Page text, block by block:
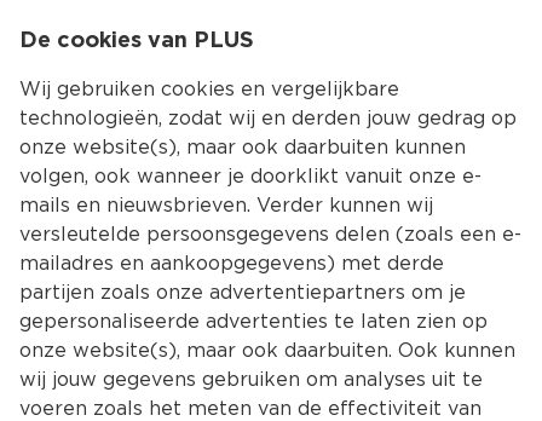
Kies jouw
Terug Producten
De cookies van PLUS
Wij gebruiken cookies en vergelijkbare
technologieën, zodat wij en derden jouw gedrag op
onze website(s), maar ook daarbuiten kunnen
volgen, ook wanneer je doorklikt vanuit onze e-
mails en nieuwsbrieven. Verder kunnen wij
versleutelde persoonsgegevens delen (zoals een e-
mailadres en aankoopgegevens) met derde
partijen zoals onze advertentiepartners om je
gepersonaliseerde advertenties te laten zien op
onze website(s), maar ook daarbuiten. Ook kunnen
wij jouw gegevens gebruiken om analyses uit te
voeren zoals het meten van de effectiviteit van